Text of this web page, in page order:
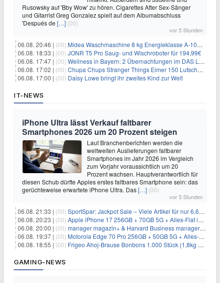
Rusowsky auf 'Bby Wow' zu hören. Cigarettes After Sex-Sänger
und Gitarrist Greg Gonzalez spielt auf dem Albumabschluss
'Después de […] (00)
vor 5 Stunden
06.08. 20:46 | (00) Midea Waschmaschine 8 kg Energieklasse A-10% 1400 U/Min für 289,97€
06.08. 18:33 | (00) JONR T5 Pro Saug- und Wischroboter für 194,99€
06.08. 17:47 | (00) Wellness in Bayern: 2 Übernachtungen im DAS LUDWIG Sports Resort inkl. HP + Wellness ab 174€ p.P.
06.08. 17:02 | (00) Chupa Chups Stranger Things Eimer 150 Lutscher für 21,95€
06.08. 17:00 | (00) Daisy Lowe bringt ihr zweites Kind zur Welt
IT-NEWS
iPhone Ultra lässt Verkauf faltbarer
Smartphones 2026 um 20 Prozent steigen
Laut Branchenberichten werden die
weltweiten Auslieferungen faltbarer
Smartphones im Jahr 2026 im Vergleich
zum Vorjahr voraussichtlich um 20
Prozent wachsen. Hauptverantwortlich für
diesen Schub dürfte Apples erstes faltbares Smartphone sein: das
gerüchteweise erwartete iPhone Ultra. Das[…] (00)
vor 5 Stunden
06.08. 21:33 | (00) SportSpar: Jackpot Sale – Viele Artikel für nur 6,66€ – nur 48 Stunden
06.08. 20:23 | (00) Apple iPhone 17 256GB + 70GB 5G + Alles-Flat im Vodafone-Netz für 34,99€/Monat – eff. 4,65€/Monat
06.08. 20:00 | (00) manager magazin+ & Harvard Business manager+ Digital-Kombi-Abo 1 Monat kostenlos
06.08. 19:37 | (00) Motorola Edge 70 Pro 256GB + 50GB 5G + Alles-Flat im Vodafone-Netz für 19,99€/Monat – eff. 0,61€/Monat
06.08. 18:55 | (00) Frigeo Ahoj-Brause Bonbons 1.000 Stück (1,8kg Eimer) für 6,29€
GAMING-NEWS